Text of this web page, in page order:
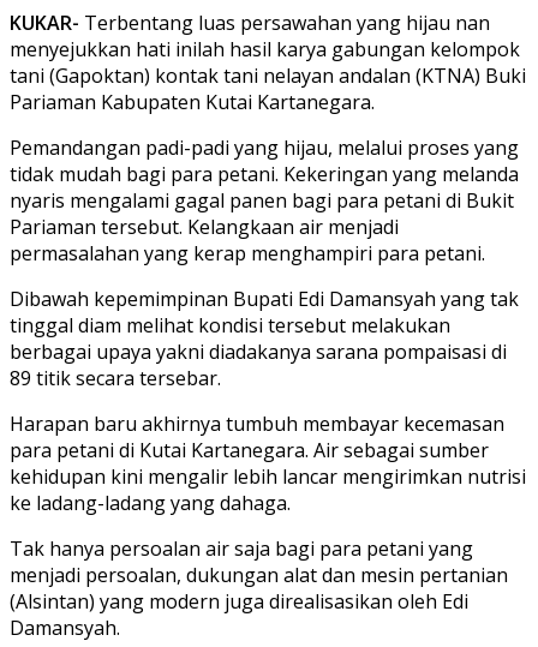
KUKAR- Terbentang luas persawahan yang hijau nan
menyejukkan hati inilah hasil karya gabungan kelompok
tani (Gapoktan) kontak tani nelayan andalan (KTNA) Buki
Pariaman Kabupaten Kutai Kartanegara.
Pemandangan padi-padi yang hijau, melalui proses yang
tidak mudah bagi para petani. Kekeringan yang melanda
nyaris mengalami gagal panen bagi para petani di Bukit
Pariaman tersebut. Kelangkaan air menjadi
permasalahan yang kerap menghampiri para petani.
Dibawah kepemimpinan Bupati Edi Damansyah yang tak
tinggal diam melihat kondisi tersebut melakukan
berbagai upaya yakni diadakanya sarana pompaisasi di
89 titik secara tersebar.
Harapan baru akhirnya tumbuh membayar kecemasan
para petani di Kutai Kartanegara. Air sebagai sumber
kehidupan kini mengalir lebih lancar mengirimkan nutrisi
ke ladang-ladang yang dahaga.
Tak hanya persoalan air saja bagi para petani yang
menjadi persoalan, dukungan alat dan mesin pertanian
(Alsintan) yang modern juga direalisasikan oleh Edi
Damansyah.